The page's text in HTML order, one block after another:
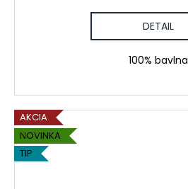
DETAIL
100% bavlna
AKCIA
NOVINKA
TIP